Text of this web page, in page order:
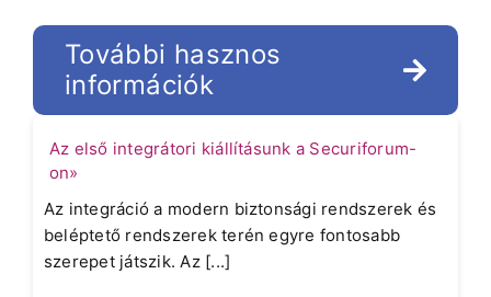
További hasznos
információk
Az első integrátori kiállításunk a Securiforum-
on»
Az integráció a modern biztonsági rendszerek és
beléptető rendszerek terén egyre fontosabb
szerepet játszik. Az [...]